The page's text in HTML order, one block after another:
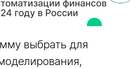
выбрать для